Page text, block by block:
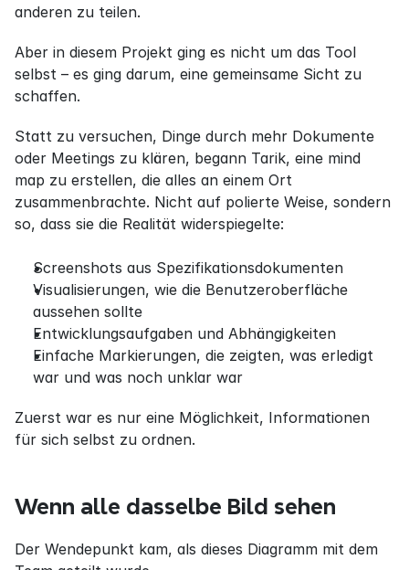
anderen zu teilen.
Aber in diesem Projekt ging es nicht um das Tool
selbst – es ging darum, eine gemeinsame Sicht zu
schaffen.
Statt zu versuchen, Dinge durch mehr Dokumente
oder Meetings zu klären, begann Tarik, eine mind
map zu erstellen, die alles an einem Ort
zusammenbrachte. Nicht auf polierte Weise, sondern
so, dass sie die Realität widerspiegelte:
Screenshots aus Spezifikationsdokumenten
Visualisierungen, wie die Benutzeroberfläche
aussehen sollte
Entwicklungsaufgaben und Abhängigkeiten
Einfache Markierungen, die zeigten, was erledigt
war und was noch unklar war
Zuerst war es nur eine Möglichkeit, Informationen
für sich selbst zu ordnen.
Wenn alle dasselbe Bild sehen
Der Wendepunkt kam, als dieses Diagramm mit dem